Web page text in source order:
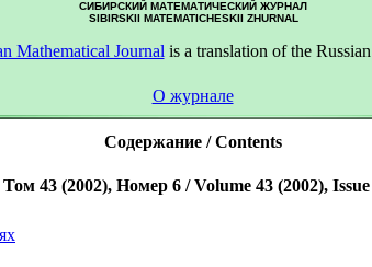
СИБИРСКИЙ МАТЕМАТИЧЕСКИЙ ЖУРНАЛ
SIBIRSKII MATEMATICHESKII ZHURNAL
Mathematical Journal is a translation of the
О журнале
Содержание / Contents
Том 43 (2002), Номер 6 / Volume 43 (2002),